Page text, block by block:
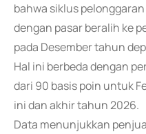
bahwa siklus
dengan pasar beralih ke
pada Desember tahun
Hal ini berbeda dengan
dari 90 basis poin untuk
ini dan akhir tahun 2026.
Data menunjukkan